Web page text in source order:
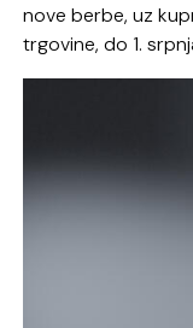
nove berbe, uz
trgovine, do 1.